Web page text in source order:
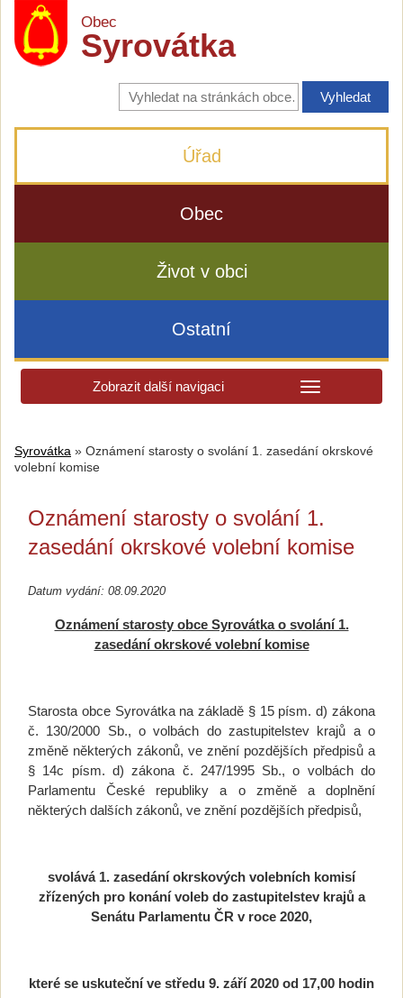
Obec
Syrovátka
Vyhledávání
na
stránkách
Úřad
Obec
Život v obci
Ostatní
Zobrazit další navigaci
Syrovátka » Oznámení starosty o svolání 1. zasedání okrskové
volební komise
Oznámení starosty o svolání 1.
zasedání okrskové volební komise
Datum vydání: 08.09.2020
Oznámení starosty obce Syrovátka o svolání 1.
zasedání okrskové volební komise
Starosta obce Syrovátka na základě § 15 písm. d) zákona
č. 130/2000 Sb., o volbách do zastupitelstev krajů a o
změně některých zákonů, ve znění pozdějších předpisů a
§ 14c písm. d) zákona č. 247/1995 Sb., o volbách do
Parlamentu České republiky a o změně a doplnění
některých dalších zákonů, ve znění pozdějších předpisů,
svolává 1. zasedání okrskových volebních komisí
zřízených pro konání voleb do zastupitelstev krajů a
Senátu Parlamentu ČR v roce 2020,
které se uskuteční ve středu 9. září 2020 od 17,00 hodin